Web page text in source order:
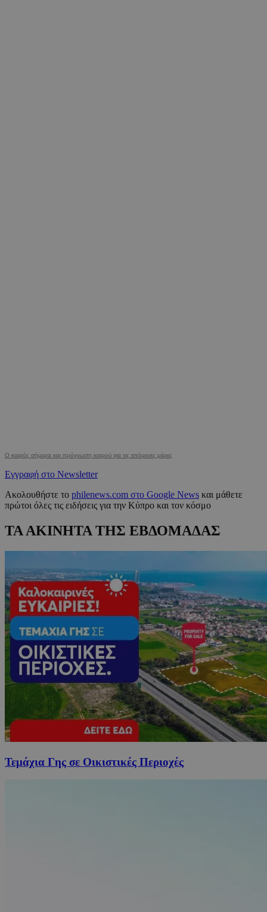
Ο καιρός σήμερα και πρόγνωση καιρού για τις επόμενες μέρες
Εγγραφή στο Newsletter
Ακολουθήστε το philenews.com στο Google News και μάθετε
πρώτοι όλες τις ειδήσεις για την Κύπρο και τον κόσμο
ΤΑ ΑΚΙΝΗΤΑ ΤΗΣ ΕΒΔΟΜΑΔΑΣ
Τεμάχια Γης σε Οικιστικές Περιοχές